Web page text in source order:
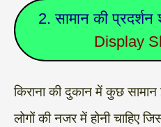
2. सामान की प्रदर्शन
Display
किराना की दुकान में कुछ
लोगों की नजर में होनी चाहिए